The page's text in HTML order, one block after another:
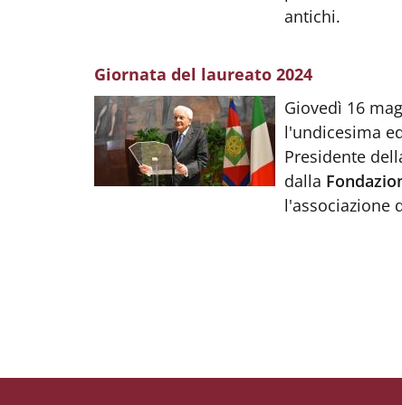
antichi.
Giornata del laureato 2024
Body:
Giovedì 16
l'undicesima
Presidente
dalla
l'associazione